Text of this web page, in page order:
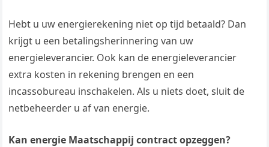
Hebt u uw energierekening niet op tijd betaald? Dan
krijgt u een betalingsherinnering van uw
energieleverancier. Ook kan de energieleverancier
extra kosten in rekening brengen en een
incassobureau inschakelen. Als u niets doet, sluit de
netbeheerder u af van energie.
Kan energie Maatschappij contract opzeggen?